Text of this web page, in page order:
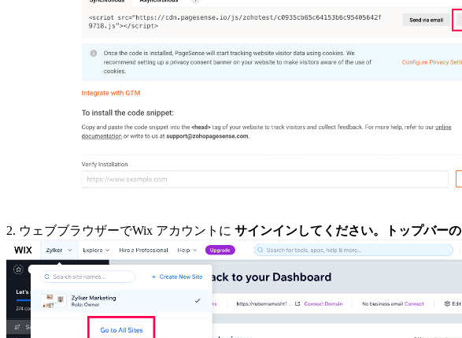
2. ウェブブラウザーでWix アカウントに サインインしてください。トップバーの